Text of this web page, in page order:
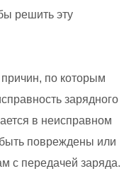
решить эту
по которым
зарядного
в неисправном
быть повреждены или
с передачей заряда.